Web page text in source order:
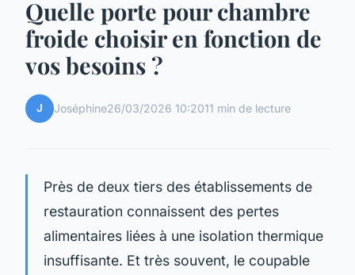
Quelle porte pour chambre
froide choisir en fonction de
vos besoins ?
J Joséphine26/03/2026 10:2011 min de lecture
Près de deux tiers des établissements de
restauration connaissent des pertes
alimentaires liées à une isolation thermique
insuffisante. Et très souvent, le coupable